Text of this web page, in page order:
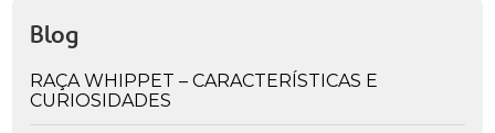
Blog
RAÇA WHIPPET – CARACTERÍSTICAS E
CURIOSIDADES